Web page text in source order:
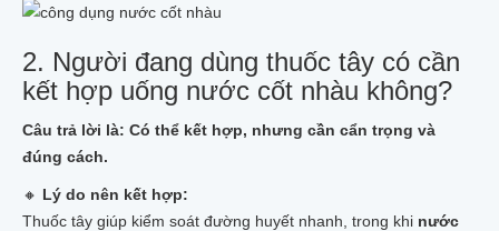
2. Người đang dùng thuốc tây có cần
kết hợp uống nước cốt nhàu không?
Câu trả lời là: Có thể kết hợp, nhưng cần cẩn trọng và
đúng cách.
🔸 Lý do nên kết hợp:
Thuốc tây giúp kiểm soát đường huyết nhanh, trong khi nước